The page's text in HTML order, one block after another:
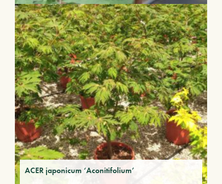
ACER japonicum ‘Aconitifolium’